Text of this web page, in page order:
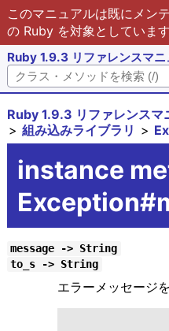
このマニュアルは既にメン
の Ruby を対象としていま
Ruby 1.9.3 リファレンスマニ
Ruby 1.9.3 リファレンスマ
組み込みライブラリ
instance
message -> String
to_s -> String
エラーメッセージ